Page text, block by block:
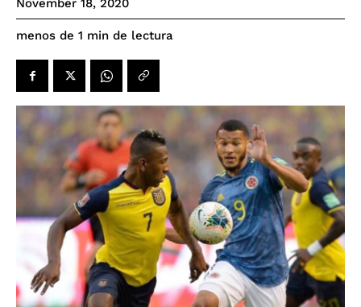
November 18, 2020
menos de 1 min de lectura